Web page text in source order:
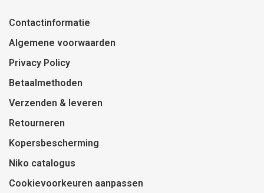
Contactinformatie
Algemene voorwaarden
Privacy Policy
Betaalmethoden
Verzenden & leveren
Retourneren
Kopersbescherming
Niko catalogus
Cookievoorkeuren aanpassen